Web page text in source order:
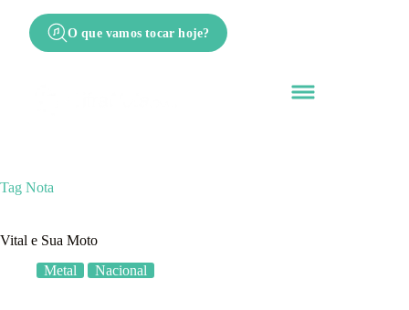
O que vamos tocar hoje?
Tag Nota
Vital e Sua Moto
Metal
Nacional